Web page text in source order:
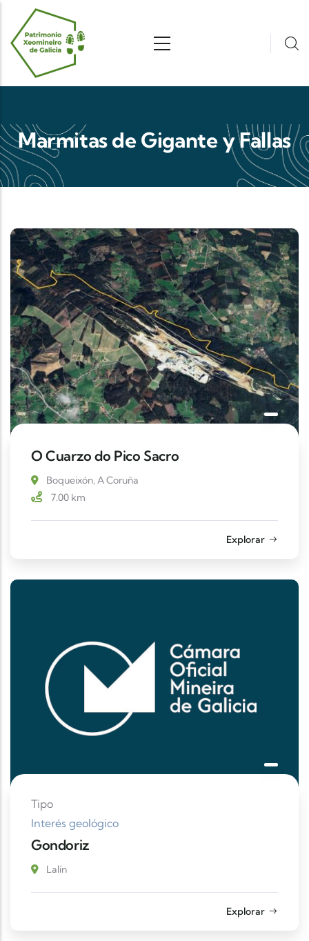
Pasar al contenido principal
Marmitas de Gigante y Fallas
O Cuarzo do Pico Sacro
Boqueixón, A Coruña
7.00 km
Explorar
Tipo
Interés geológico
Gondoriz
Lalín
Explorar